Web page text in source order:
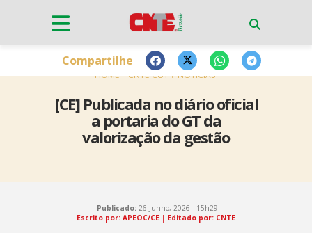
HOME CNTE-CUT NOTÍCIAS
[CE] Publicada no diário oficial
a portaria do GT da
valorização da gestão
Compartilhe
Publicado:26 Junho, 2026 - 15h29
Escrito por: APEOC/CE | Editado por: CNTE